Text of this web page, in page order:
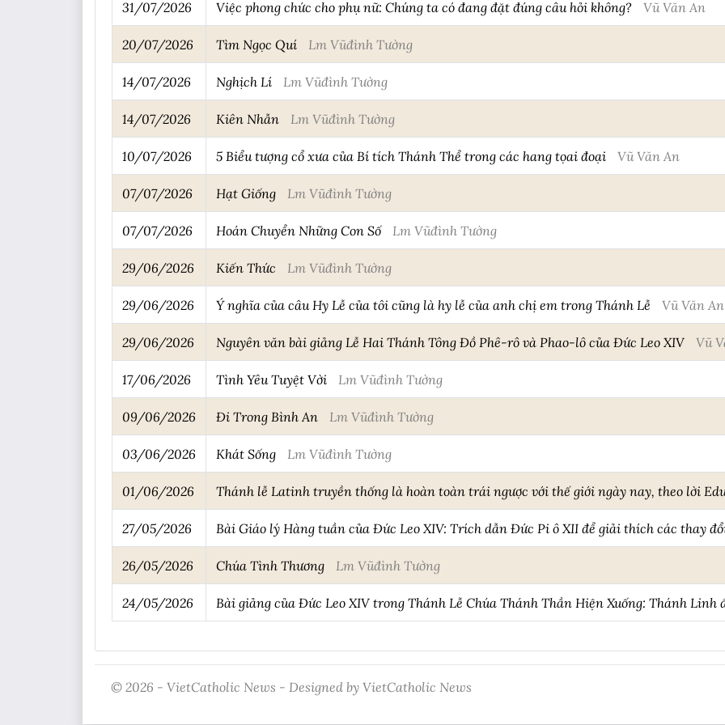
31/07/2026 Việc phong chức cho phụ nữ: Chúng ta có đang đặt đúng câu hỏi không? Vũ Văn An
20/07/2026 Tìm Ngọc Quí Lm Vũđình Tường
14/07/2026 Nghịch Lí Lm Vũđình Tường
14/07/2026 Kiên Nhẫn Lm Vũđình Tường
10/07/2026 5 Biểu tượng cổ xưa của Bí tích Thánh Thể trong các hang tọai đoại Vũ Văn An
07/07/2026 Hạt Giống Lm Vũđình Tường
07/07/2026 Hoán Chuyển Những Con Số Lm Vũđình Tường
29/06/2026 Kiến Thức Lm Vũđình Tường
29/06/2026 Ý nghĩa của câu Hy Lễ của tôi cũng là hy lễ của anh chị em trong Thánh Lễ Vũ Văn An
29/06/2026 Nguyên văn bài giảng Lễ Hai Thánh Tông Đồ Phê-rô và Phao-lô của Đức Leo XIV Vũ
17/06/2026 Tình Yêu Tuyệt Vời Lm Vũđình Tường
09/06/2026 Đi Trong Bình An Lm Vũđình Tường
03/06/2026 Khát Sống Lm Vũđình Tường
01/06/2026 Thánh lễ Latinh truyền thống là hoàn toàn trái ngược với thế giới ngày nay, theo lời
27/05/2026 Bài Giáo lý Hàng tuần của Đức Leo XIV: Trích dẫn Đức Pi ô XII để giải thích các thay
26/05/2026 Chúa Tình Thương Lm Vũđình Tường
24/05/2026 Bài giảng của Đức Leo XIV trong Thánh Lễ Chúa Thánh Thần Hiện Xuống: Thánh Linh
© 2026 - VietCatholic News - Designed by VietCatholic News